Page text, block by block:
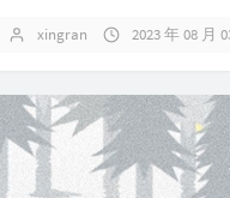
xingran 2023 年 08 月